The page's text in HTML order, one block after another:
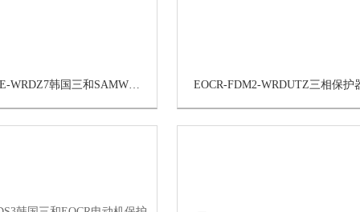
EOCR3DE-WRDZ7韩国三和SAMWHA电子式继电器接线图